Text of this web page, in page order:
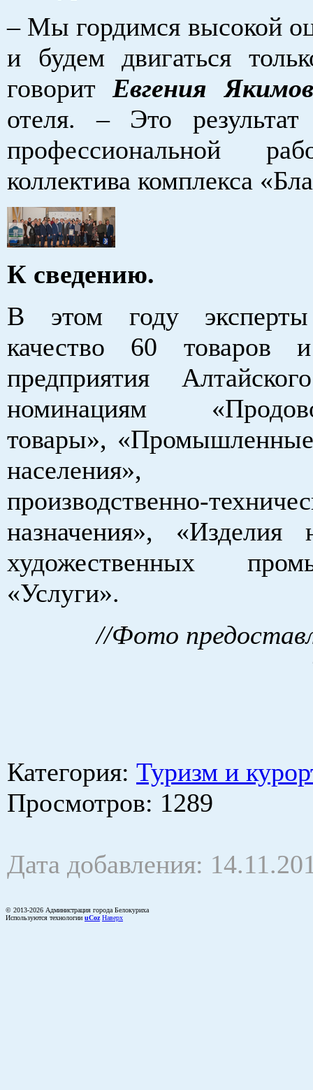
– Мы гордимся высокой
и будем двигаться
говоритЕвгения
отеля. – Это
профессиональной
коллектива комплекса
К сведению.
В этом году эксперты
качество 60 товаров
предприятия
номинациям
товары»,
населения»,
производственно-
назначения»,
художественных
«Услуги».
//Фото
Категория: Туризм и
Просмотров: 1289
Дата добавления:
© 2013-2026 Администрация города Белокуриха
Используются технологии uCoz Наверх